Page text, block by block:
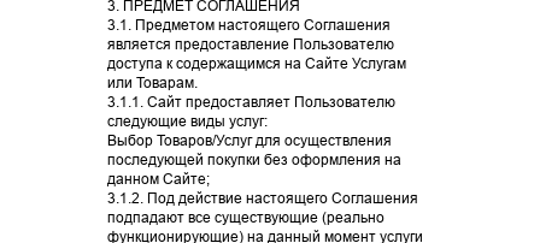
3. ПРЕДМЕТ СОГЛАШЕНИЯ
3.1. Предметом настоящего Соглашения
является предоставление Пользователю
доступа к содержащимся на Сайте Услугам
или Товарам.
3.1.1. Сайт предоставляет Пользователю
следующие виды услуг:
Выбор Товаров/Услуг для осуществления
последующей покупки без оформления на
данном Сайте;
3.1.2. Под действие настоящего Соглашения
подпадают все существующие (реально
функционирующие) на данный момент услуги